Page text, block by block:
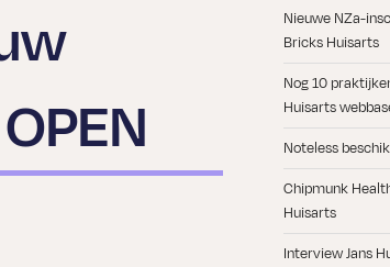
Nieuwe NZa-
Bricks Huisarts
Nog 10
Huisarts
Noteless
Chipmunk
Huisarts
Interview Jans